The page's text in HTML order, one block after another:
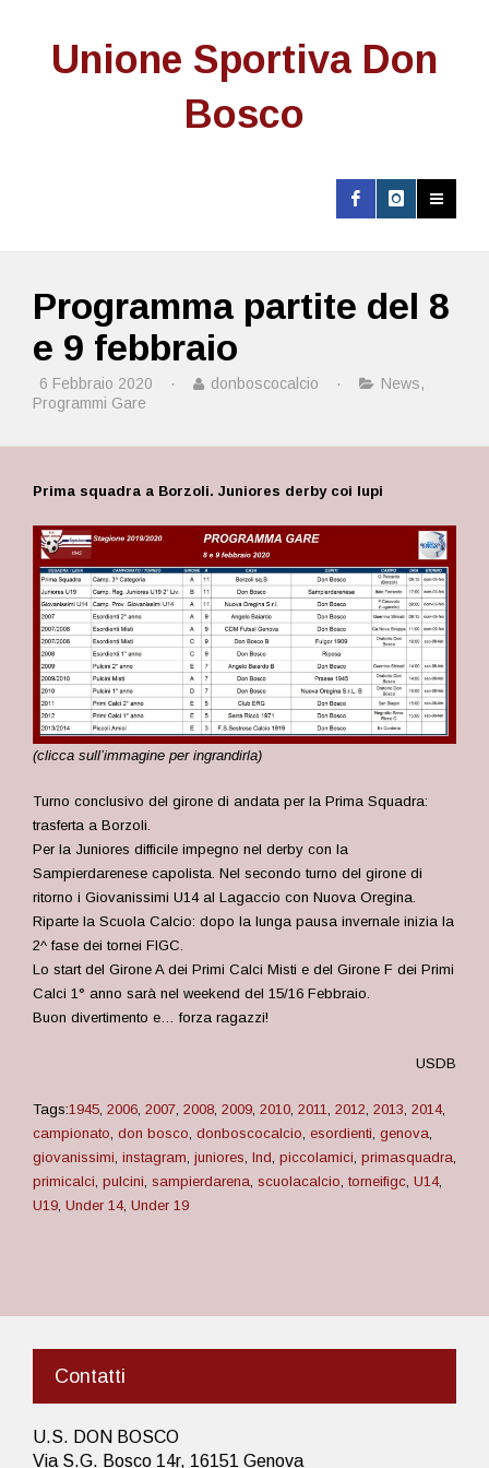
Unione Sportiva Don
Bosco
Programma partite del 8
e 9 febbraio
6 Febbraio 2020 · donboscocalcio · News,
Programmi Gare
Prima squadra a Borzoli. Juniores derby coi lupi
(clicca sull’immagine per ingrandirla)
Turno conclusivo del girone di andata per la Prima Squadra:
trasferta a Borzoli.
Per la Juniores difficile impegno nel derby con la
Sampierdarenese capolista. Nel secondo turno del girone di
ritorno i Giovanissimi U14 al Lagaccio con Nuova Oregina.
Riparte la Scuola Calcio: dopo la lunga pausa invernale inizia la
2^ fase dei tornei FIGC.
Lo start del Girone A dei Primi Calci Misti e del Girone F dei Primi
Calci 1° anno sarà nel weekend del 15/16 Febbraio.
Buon divertimento e… forza ragazzi!
USDB
Tags:1945, 2006, 2007, 2008, 2009, 2010, 2011, 2012, 2013, 2014,
campionato, don bosco, donboscocalcio, esordienti, genova,
giovanissimi, instagram, juniores, lnd, piccolamici, primasquadra,
primicalci, pulcini, sampierdarena, scuolacalcio, torneifigc, U14,
U19, Under 14, Under 19
Contatti
U.S. DON BOSCO
Via S.G. Bosco 14r, 16151 Genova